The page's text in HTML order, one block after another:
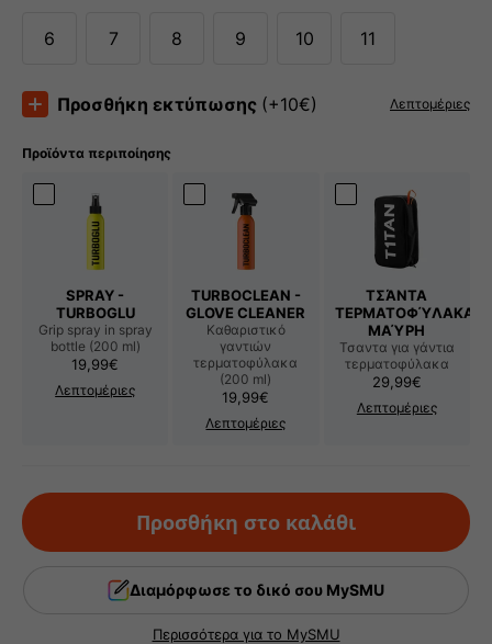
6 7 8 9 10 11
Προσθήκη εκτύπωσης (+10€) Λεπτομέριες
Προϊόντα περιποίησης
SPRAY -
TURBOGLU
Grip spray in spray
bottle (200 ml)
Κανονική τιμή
19,99€
Λεπτομέριες
TURBOCLEAN -
GLOVE CLEANER
Καθαριστικό
γαντιών
τερματοφύλακα
(200 ml)
Κανονική τιμή
19,99€
Λεπτομέριες
ΤΣΆΝΤΑ
ΤΕΡΜΑΤΟΦΎΛΑΚΑ
ΜΑΎΡΗ
Τσαντα για γάντια
τερματοφύλακα
Κανονική τιμή
29,99€
Λεπτομέριες
Προσθήκη στο καλάθι
Διαμόρφωσε το δικό σου MySMU
Περισσότερα για το MySMU